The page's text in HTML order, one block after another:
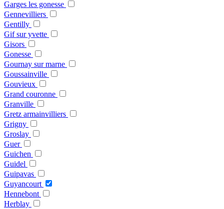
Garges les gonesse
Gennevilliers
Gentilly
Gif sur yvette
Gisors
Gonesse
Gournay sur marne
Goussainville
Gouvieux
Grand couronne
Granville
Gretz armainvilliers
Grigny
Groslay
Guer
Guichen
Guidel
Guipavas
Guyancourt
Hennebont
Herblay